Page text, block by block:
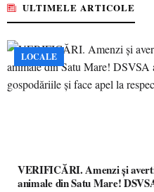
ULTIMELE ARTICOLE
LOCALE
VERIFICĂRI. Amenzi și
animale din Satu Mare!